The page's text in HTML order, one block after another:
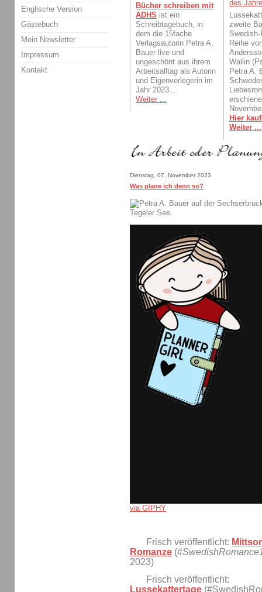
Bücher schreiben mit
ADHS ist ein
Schreibtagebuch, in
dem die 15fache
Verlagsautorin Petra A.
Bauer live und
ungeschönt aus ihrem
Arbeitsalltag als Autorin
und Eigenverlegerin im
Jahr 2023...
Weiter ...
zweite
Reihe
Wallin
Petra A.
Hier
Weiter ...
Dienstag, 07. November 2023
Was plane ich denn so?
via GIPHY
Frisch veröffentlicht:
Romanze (
2023)
Frisch veröffentlicht:
Lussekattertage
Englische Version
Gästebuch
Mein Newsletter
Impressum
Kontakt